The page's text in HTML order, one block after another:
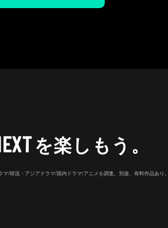
を楽しもう。
韓流・アジアドラマ/国内ドラマ/アニメを調査。別途、有料作品あり。